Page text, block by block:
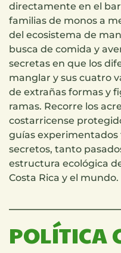
directamente en el
familias de monos a
del ecosistema de
busca de comida y
secretas en que los
manglar y sus cuatro
de extrañas formas y
ramas. Recorre los
costarricense
guías experimentados
secretos, tanto
estructura ecológica
Costa Rica y el mundo.
POLÍTICA